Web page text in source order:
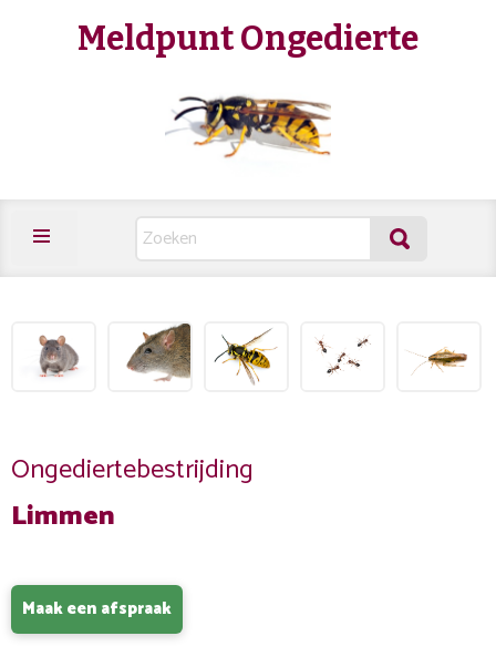
Meldpunt Ongedierte
Ongediertebestrijding
Limmen
Maak een afspraak